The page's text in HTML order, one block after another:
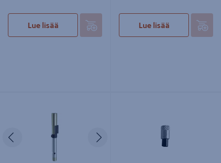
Lue lisää Lue lisää